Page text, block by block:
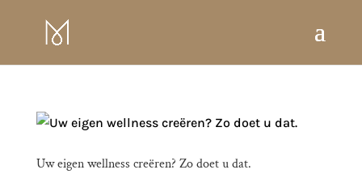
Uw eigen wellness creëren? Zo doet u dat.